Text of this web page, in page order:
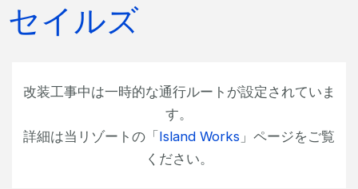
セイルズ
改装工事中は一時的な通行ルートが設定されていま
す。
詳細は当リゾートの「Island Works 」ページをご覧
ください。